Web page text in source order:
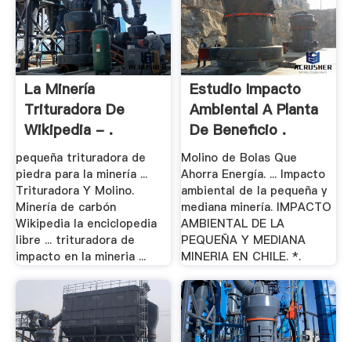
La Minería
Trituradora De
Wikipedia - .
pequeña trituradora de
piedra para la minería ...
Trituradora Y Molino.
Minería de carbón
Wikipedia la enciclopedia
libre ... trituradora de
impacto en la mineria ...
Estudio Impacto
Ambiental A Planta
De Beneficio .
Molino de Bolas Que
Ahorra Energía. ... Impacto
ambiental de la pequeña y
mediana minería. IMPACTO
AMBIENTAL DE LA
PEQUEÑA Y MEDIANA
MINERIA EN CHILE. *.